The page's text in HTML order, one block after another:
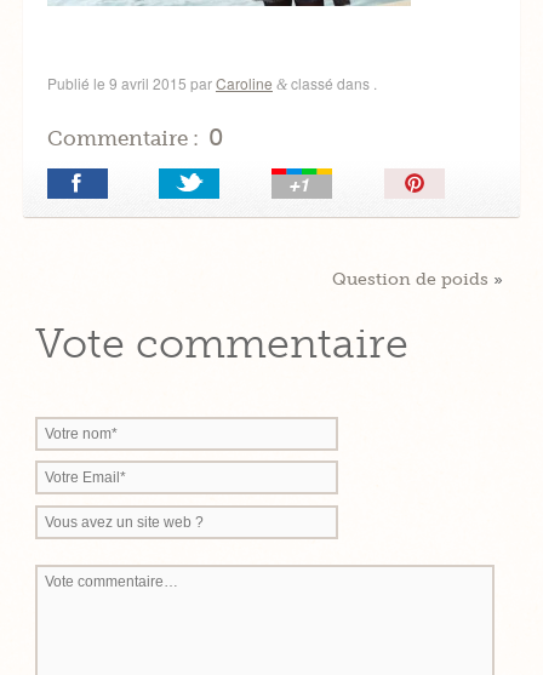
Publié le 9 avril 2015 parCaroline &classé dans .
Commentaire : 0
Épingler!
Question de poids »
Vote commentaire